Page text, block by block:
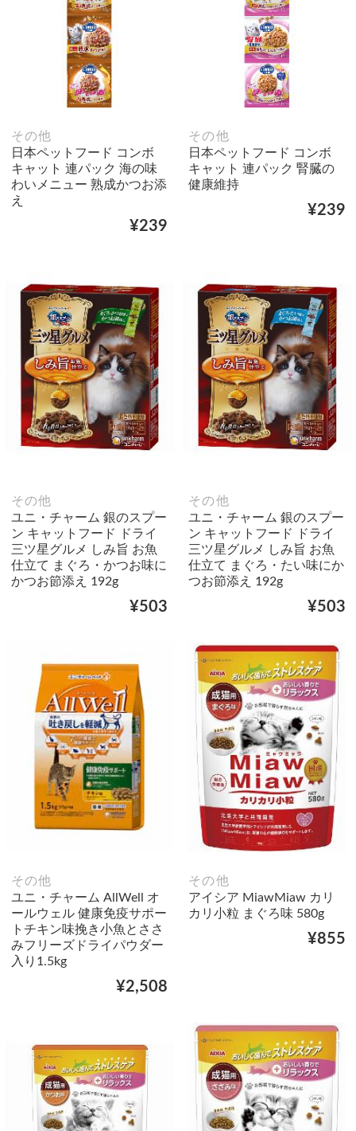
その他
日本ペットフード コンボ
キャット 連パック 海の味
わいメニュー 熟成かつお添
え
¥239
その他
日本ペットフード コンボ
キャット 連パック 腎臓の
健康維持
¥239
その他
ユニ・チャーム 銀のスプー
ン キャットフード ドライ
三ツ星グルメ しみ旨 お魚
仕立て まぐろ・かつお味に
かつお節添え 192g
¥503
その他
ユニ・チャーム 銀のスプー
ン キャットフード ドライ
三ツ星グルメ しみ旨 お魚
仕立て まぐろ・たい味にか
つお節添え 192g
¥503
その他
ユニ・チャーム AllWell オ
ールウェル 健康免疫サポー
トチキン味挽き小魚とささ
みフリーズドライパウダー
入り1.5kg
¥2,508
その他
アイシア MiawMiaw カリ
カリ小粒 まぐろ味 580g
¥855